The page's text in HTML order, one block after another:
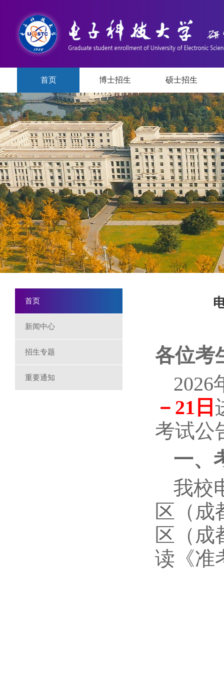
首页 博士招生 硕士招生
首页
新闻中心
招生专题
重要通知
各位考
2026
－21日
考试公
一、
我校
区（成
区（成
读《准